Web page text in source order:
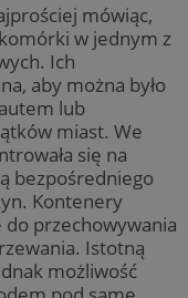
mówiąc,
w jednym z
Ich
aby można było
lub
miast. We
się na
bezpośredniego
Kontenery
przechowywania
Istotną
możliwość